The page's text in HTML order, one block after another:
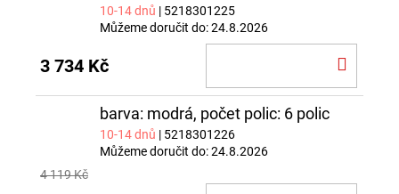
10-14 dnů | 5218301225
Můžeme doručit do:24.8.2026
3 734 Kč
barva: modrá, počet polic: 6 polic
10-14 dnů | 5218301226
Můžeme doručit do:24.8.2026
4 119 Kč